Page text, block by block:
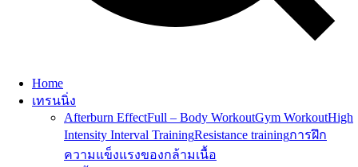
Home
เทรนนิ่ง
Afterburn EffectFull – Body WorkoutGym WorkoutHigh
Intensity Interval TrainingResistance trainingการฝึก
ความแข็งแรงของกล้ามเนื้อ